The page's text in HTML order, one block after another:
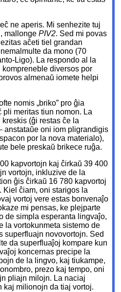
ne aperis. Mi senhezite tuj
mallongePIV2. Sed mi povas
aĉeti tiel grandan
da mono (70
Ligo). La respondo al la
diversos por
almenaŭ iomete helpi
nomis „briko” pro ĝia
pli meritas tiun nomon. La
(ĝi restas ĉe la
anstataŭe oni iom pligrandigis
por la nova materialo),
bele preskaŭ brikece ruĝa.
kapvortojn kaj ĉirkaŭ 39 400
vortojn, inkluzive de la
ĝis ĉirkaŭ 16 780 kapvortoj
Kiel ĉiam, oni starigos la
vortoj vere estas bonvenaĵo
mi pensas, ke plejparte
de simpla esperanta lingvaĵo,
la vortokunmeta sistemo de
superfluajn novovortojn. Sed
da superfluaĵoj kompare kun
koncernas precipe la
de la lingvo, kaj tiukampe,
prezo kaj tempo, oni
pliajn milojn. La naciaj
kaj milionojn da tiaj vortoj.